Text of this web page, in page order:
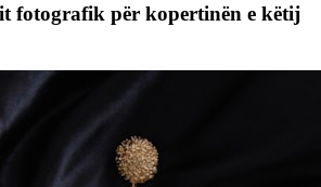
fotografik për kopertinën e këtij